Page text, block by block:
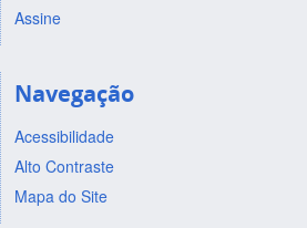
Assine
Navegação
Acessibilidade
Alto Contraste
Mapa do Site